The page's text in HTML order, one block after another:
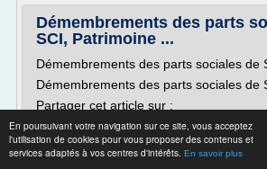
En poursuivant votre navigation sur ce site, vous acceptez
l'utilisation de cookies pour vous proposer des contenus et
services adaptés à vos centres d'intérêts. En savoir plus
Démembrements des parts
SCI, Patrimoine ...
Démembrements des parts sociales de
Démembrements des parts sociales de
Partager cet article sur :
CONTACTEZ-NOUS
Avec FIBA, anticipez la transmission de
immobilier